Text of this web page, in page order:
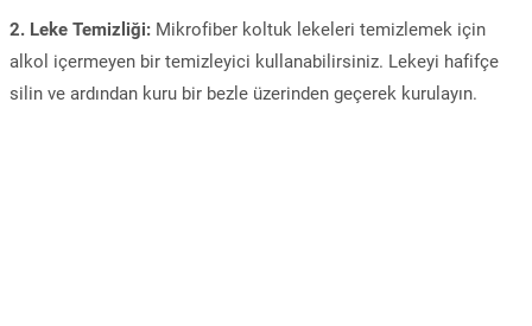
2. Leke Temizliği: Mikrofiber koltuk lekeleri temizlemek için
alkol içermeyen bir temizleyici kullanabilirsiniz. Lekeyi hafifçe
silin ve ardından kuru bir bezle üzerinden geçerek kurulayın.